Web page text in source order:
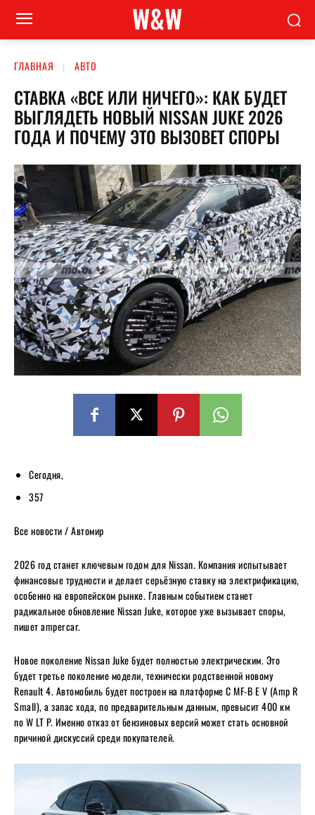
W&W
ГЛАВНАЯ АВТО
СТАВКА «ВСЕ ИЛИ НИЧЕГО»: КАК БУДЕТ
ВЫГЛЯДЕТЬ НОВЫЙ NISSAN JUKE 2026
ГОДА И ПОЧЕМУ ЭТО ВЫЗОВЕТ СПОРЫ
Сегодня,
357
Все новости / Автомир
2026 год станет ключевым годом для Nissan. Компания испытывает
финансовые трудности и делает серьёзную ставку на электрификацию,
особенно на европейском рынке. Главным событием станет
радикальное обновление Nissan Juke, которое уже вызывает споры,
пишет ampercar.
Новое поколение Nissan Juke будет полностью электрическим. Это
будет третье поколение модели, технически родственной новому
Renault 4. Автомобиль будет построен на платформе C MF-B E V (Amp R
Small), а запас хода, по предварительным данным, превысит 400 км
по W LT P. Именно отказ от бензиновых версий может стать основной
причиной дискуссий среди покупателей.